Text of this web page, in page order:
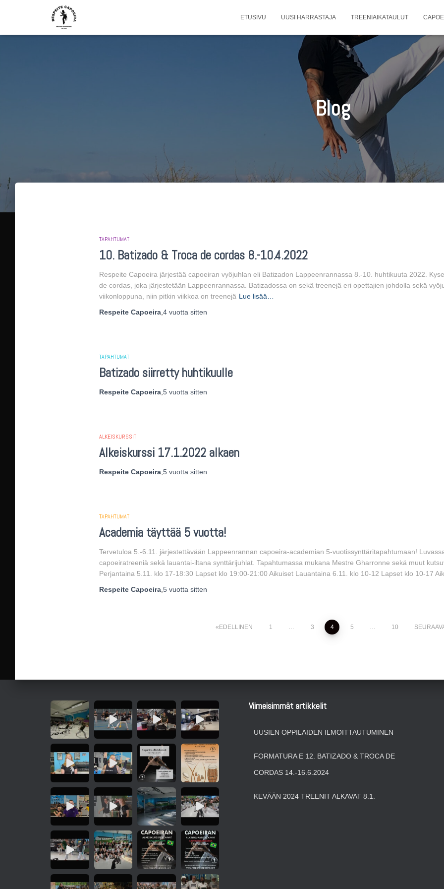
ETUSIVU UUSI HARRASTAJA TREENIAIKATAULUT
Blog
TAPAHTUMAT
10. Batizado & Troca de cordas 8.-10.4.2022
Respeite Capoeira järjestää capoeiran vyöjuhlan eli Batizadon Lappeenrannassa 8.-10. huhtikuuta 2022.
de cordas, joka järjestetään Lappeenrannassa. Batizadossa on sekä treenejä eri opettajien johdolla sekä
viikonloppuna, niin pitkin viikkoa on treenejä Lue lisää…
Respeite Capoeira, 4 vuotta sitten
TAPAHTUMAT
Batizado siirretty huhtikuulle
Respeite Capoeira, 5 vuotta sitten
ALKEISKURSSIT
Alkeiskurssi 17.1.2022 alkaen
Respeite Capoeira, 5 vuotta sitten
TAPAHTUMAT
Academia täyttää 5 vuotta!
Tervetuloa 5.-6.11. järjestettävään Lappeenrannan capoeira-academian 5-vuotissynttäritapahtumaan!
capoeiratreeniä sekä lauantai-iltana synttärijuhlat. Tapahtumassa mukana Mestre Gharronne sekä muut
Perjantaina 5.11. klo 17-18:30 Lapset klo 19:00-21:00 Aikuiset Lauantaina 6.11. klo 10-12 Lapset klo 10-17
Respeite Capoeira, 5 vuotta sitten
EDELLINEN 1 … 3 4 5 … 10
Viimeisimmät artikkelit
UUSIEN OPPILAIDEN ILMOITTAUTUMINEN
FORMATURA E 12. BATIZADO & TROCA DE
CORDAS 14.-16.6.2024
KEVÄÄN 2024 TREENIT ALKAVAT 8.1.